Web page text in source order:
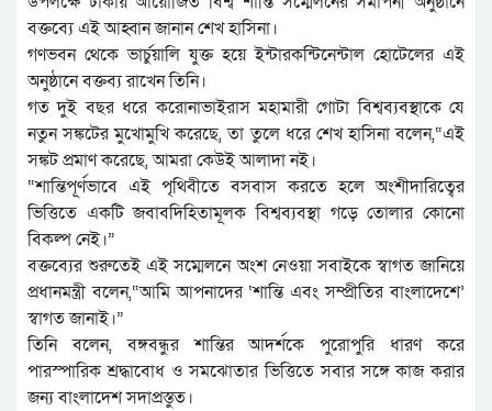
বক্তব্যে এই আহ্বান জানান শেখ হাসিনা।
গণভবন থেকে ভার্চুয়ালি যুক্ত হয়ে ইন্টারকন্টিনেন্টাল হোটেলের এই
অনুষ্ঠানে বক্তব্য রাখেন তিনি।
গত দুই বছর ধরে করোনাভাইরাস মহামারী গোটা বিশ্বব্যবস্থাকে যে
নতুন সঙ্কটের মুখোমুখি করেছে, তা তুলে ধরে শেখ হাসিনা বলেন,“এই
সঙ্কট প্রমাণ করেছে, আমরা কেউই আলাদা নই।
“শান্তিপূর্ণভাবে এই পৃথিবীতে বসবাস করতে হলে অংশীদারিত্বের
ভিত্তিতে একটি জবাবদিহিতামূলক বিশ্বব্যবস্থা গড়ে তোলার কোনো
বিকল্প নেই।”
বক্তব্যের শুরুতেই এই সম্মেলনে অংশ নেওয়া সবাইকে স্বাগত জানিয়ে
প্রধানমন্ত্রী বলেন,“আমি আপনাদের ‘শান্তি এবং সম্প্রীতির বাংলাদেশে’
স্বাগত জানাই।”
তিনি বলেন, বঙ্গবন্ধুর শান্তির আদর্শকে পুরোপুরি ধারণ করে
পারস্পারিক শ্রদ্ধাবোধ ও সমঝোতার ভিত্তিতে সবার সঙ্গে কাজ করার
জন্য বাংলাদেশ সদাপ্রস্তুত।